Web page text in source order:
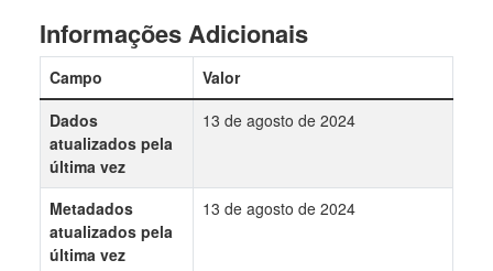
Informações Adicionais
Campo
Valor
Dados
atualizados pela
última vez
13 de agosto de 2024
Metadados
atualizados pela
última vez
13 de agosto de 2024